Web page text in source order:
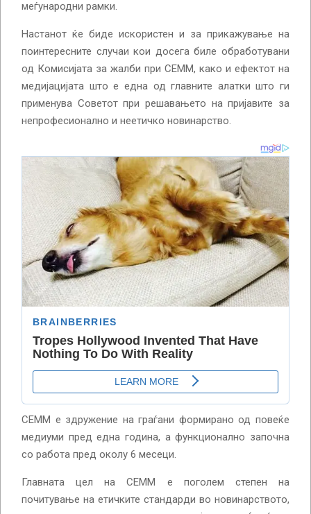
меѓународни рамки.
Настанот ќе биде искористен и за прикажување на
поинтересните случаи кои досега биле обработувани
од Комисијата за жалби при СЕММ, како и ефектот на
медијацијата што е една од главните алатки што ги
применува Советот при решавањето на пријавите за
непрофесионално и неетичко новинарство.
СЕММ е здружение на граѓани формирано од повеќе
медиуми пред една година, а функционално започна
со работа пред околу 6 месеци.
Главната цел на СЕММ е поголем степен на
почитување на етичките стандарди во новинарството,